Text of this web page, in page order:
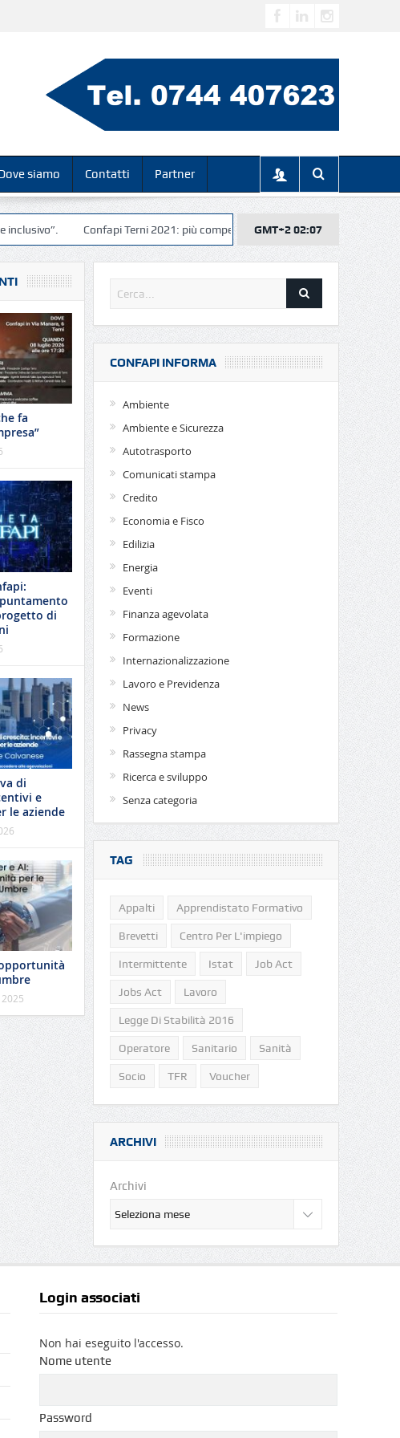
siamo Contatti Partner
Confapi Terni 2021: più competitivi, più veloci, più digitali… insieme
GMT+2 02:07
fa
di
di
e
le aziende
CONFAPI INFORMA
Ambiente
Ambiente e Sicurezza
Autotrasporto
Comunicati stampa
Credito
Economia e Fisco
Edilizia
Energia
Eventi
Finanza agevolata
Formazione
Internazionalizzazione
Lavoro e Previdenza
News
Privacy
Rassegna stampa
Ricerca e sviluppo
Senza categoria
TAG
Appalti Apprendistato Formativo
Brevetti Centro Per L'impiego
Intermittente Istat Job Act
Jobs Act Lavoro
Legge Di Stabilità 2016
Operatore Sanitario Sanità
Socio TFR Voucher
ARCHIVI
Archivi
Login associati
Non hai eseguito l'accesso.
Nome utente
Password